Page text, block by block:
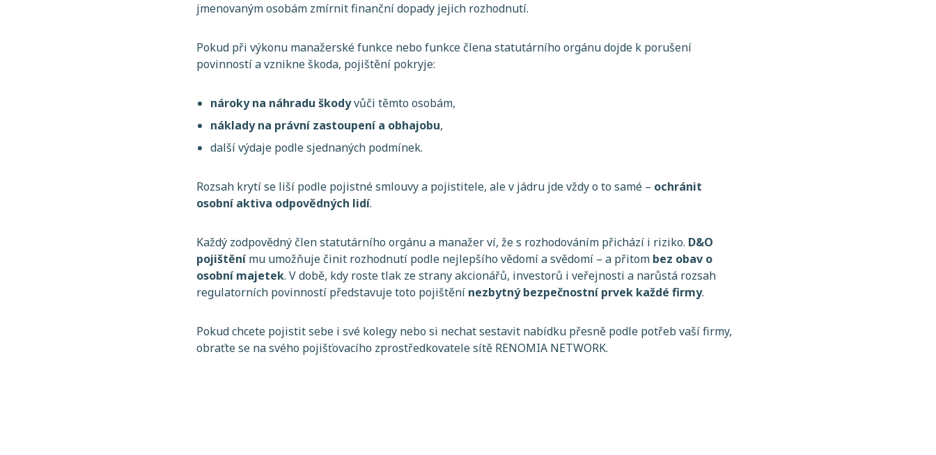
jmenovaným osobám zmírnit finanční dopady jejich rozhodnutí.
Pokud při výkonu manažerské funkce nebo funkce člena statutárního orgánu dojde k porušení
povinností a vznikne škoda, pojištění pokryje:
nároky na náhradu škodyvůči těmto osobám,
náklady na právní zastoupení a obhajobu,
další výdaje podle sjednaných podmínek.
Rozsah krytí se liší podle pojistné smlouvy a pojistitele, ale v jádru jde vždy o to samé – ochránit
osobní aktiva odpovědných lidí.
Každý zodpovědný člen statutárního orgánu a manažer ví, že s rozhodováním přichází i riziko. D&O
pojištěnímu umožňuje činit rozhodnutí podle nejlepšího vědomí a svědomí – a přitom bez obav o
osobní majetek. V době, kdy roste tlak ze strany akcionářů, investorů i veřejnosti a narůstá rozsah
regulatorních povinností představuje toto pojištění nezbytný bezpečnostní prvek každé firmy.
Pokud chcete pojistit sebe i své kolegy nebo si nechat sestavit nabídku přesně podle potřeb vaší firmy,
obraťte se na svého pojišťovacího zprostředkovatele sítě RENOMIA NETWORK.